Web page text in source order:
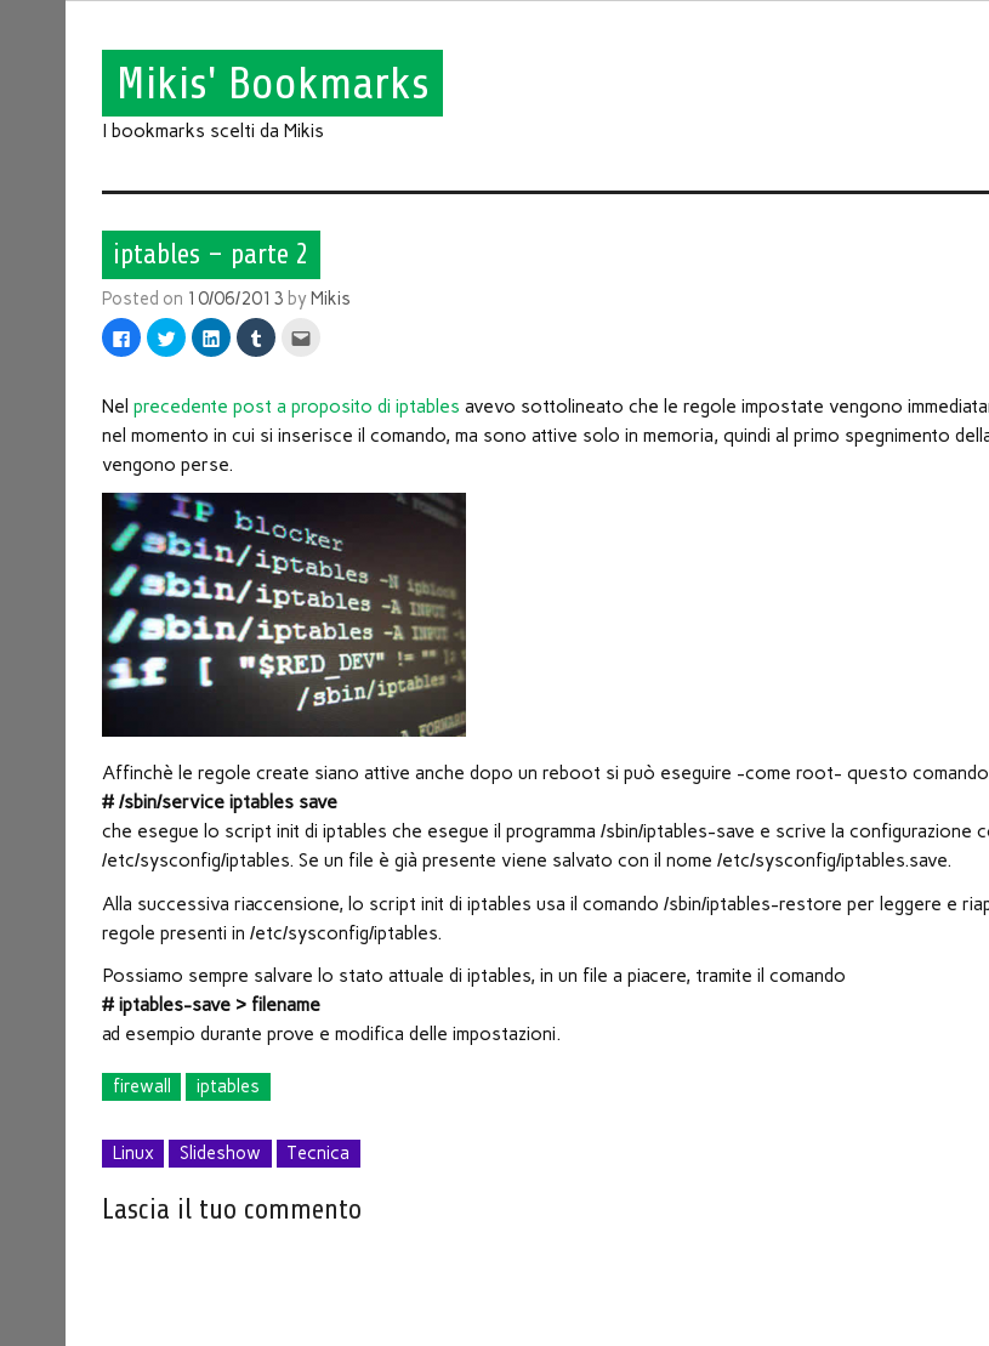
Mikis' Bookmarks
I bookmarks scelti da Mikis
iptables – parte 2
Posted on 10/06/2013 byMikis
Fai
clic
Facebook
(Si
apre
una
nuova
finestra)
Fai
clic
su
(Si
in
una
nuova
finestra)
Fai
clic
su
LinkedIn
(Si
in
nuova
finestra)
Fai
clic
su
Tumblr
(Si
nuova
l'articolo
via
mail
(Si
una
nuova
finestra)
Nelprecedente post a proposito di iptables avevo sottolineato che le regole impostate vengono
nel momento in cui si inserisce il comando, ma sono attive solo in memoria, quindi al primo spegnimento
vengono perse.
Affinchè le regole create siano attive anche dopo un reboot si può eseguire -come root- questo
# /sbin/service iptables save
che esegue lo script init di iptables che esegue il programma /sbin/iptables-save e scrive la configurazione
/etc/sysconfig/iptables. Se un file è già presente viene salvato con il nome /etc/sysconfig/iptables.save.
Alla successiva riaccensione, lo script init di iptables usa il comando /sbin/iptables-restore per leggere e
regole presenti in /etc/sysconfig/iptables.
Possiamo sempre salvare lo stato attuale di iptables, in un file a piacere, tramite il comando
# iptables-save > filename
ad esempio durante prove e modifica delle impostazioni.
firewall iptables
Linux Slideshow Tecnica
Lascia il tuo commento